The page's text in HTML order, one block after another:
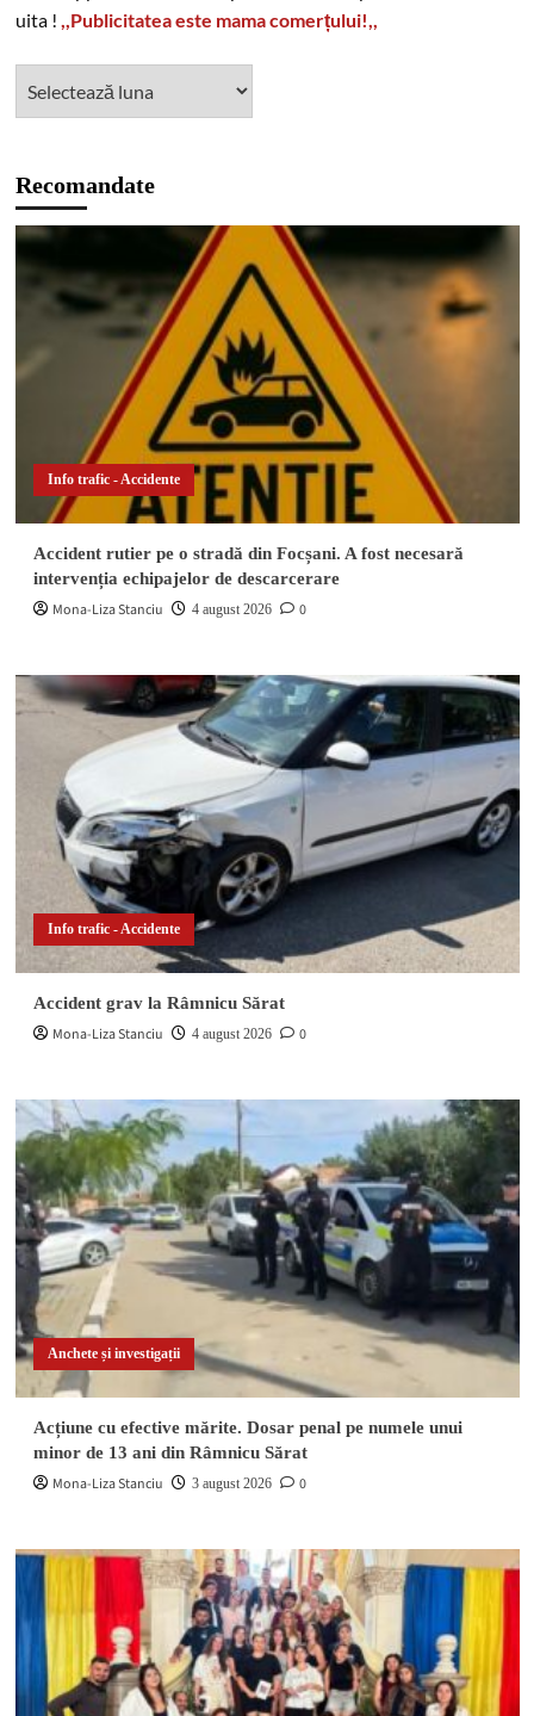
uita ! ,,Publicitatea este mama comerțului!,,
Recomandate
Info trafic - Accidente
Accident rutier pe o stradă din Focșani. A fost necesară
intervenția echipajelor de descarcerare
Mona-Liza Stanciu 4 august 2026 0
Info trafic - Accidente
Accident grav la Râmnicu Sărat
Mona-Liza Stanciu 4 august 2026 0
Anchete și investigații
Acțiune cu efective mărite. Dosar penal pe numele unui
minor de 13 ani din Râmnicu Sărat
Mona-Liza Stanciu 3 august 2026 0